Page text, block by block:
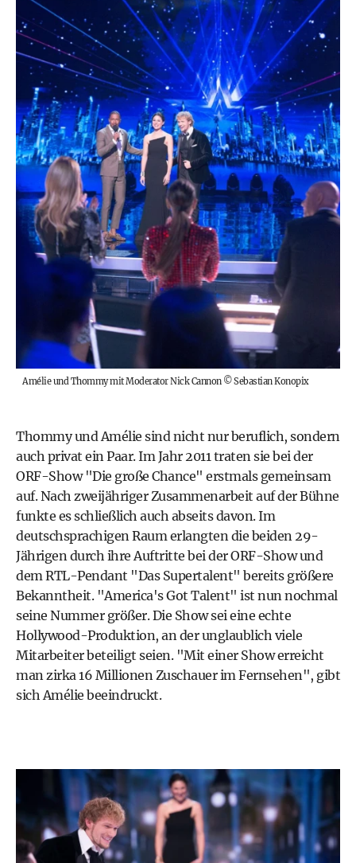
Amélie und Thommy mit Moderator Nick Cannon©Sebastian Konopix
Thommy und Amélie sind nicht nur beruflich, sondern
auch privat ein Paar. Im Jahr 2011 traten sie bei der
ORF-Show "Die große Chance" erstmals gemeinsam
auf. Nach zweijähriger Zusammenarbeit auf der Bühne
funkte es schließlich auch abseits davon. Im
deutschsprachigen Raum erlangten die beiden 29-
Jährigen durch ihre Auftritte bei der ORF-Show und
dem RTL-Pendant "Das Supertalent" bereits größere
Bekanntheit. "America's Got Talent" ist nun nochmal
seine Nummer größer. Die Show sei eine echte
Hollywood-Produktion, an der unglaublich viele
Mitarbeiter beteiligt seien. "Mit einer Show erreicht
man zirka 16 Millionen Zuschauer im Fernsehen", gibt
sich Amélie beeindruckt.